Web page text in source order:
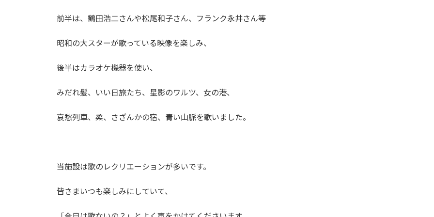
前半は、鶴田浩二さんや松尾和子さん、フランク永井さん等
昭和の大スターが歌っている映像を楽しみ、
後半はカラオケ機器を使い、
みだれ髪、いい日旅たち、星影のワルツ、女の港、
哀愁列車、柔、さざんかの宿、青い山脈を歌いました。
当施設は歌のレクリエーションが多いです。
皆さまいつも楽しみにしていて、